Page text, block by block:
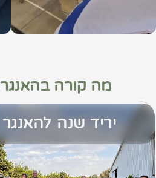
מה קורה בהאנגר
יריד שנה להאנגר